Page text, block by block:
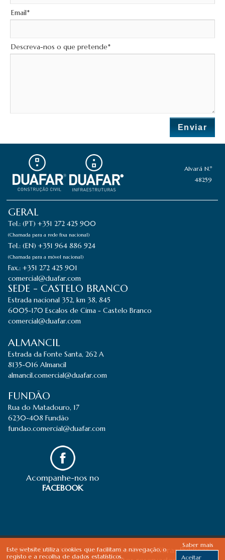
Este website utiliza cookies que facilitam a navegação, o
registo e a recolha de dados estatísticos.
Saber mais
Aceitar
Email*
Descreva-nos o que pretende*
Enviar
Alvará N.º
48259
GERAL
Tel.: (PT) +351 272 425 900
(Chamada para a rede fixa nacional)
Tel.: (EN) +351 964 886 924
(Chamada para a móvel nacional)
Fax.: +351 272 425 901
comercial@duafar.com
SEDE - CASTELO BRANCO
Estrada nacional 352, km 38, 845
6005-170 Escalos de Cima - Castelo Branco
comercial@duafar.com
ALMANCIL
Estrada da Fonte Santa, 262 A
8135-016 Almancil
almancil.comercial@duafar.com
FUNDÃO
Rua do Matadouro, 17
6230-408 Fundão
fundao.comercial@duafar.com
Acompanhe-nos no
FACEBOOK
2026 © DUAFAR - Construção Civil e Obras Públicas,